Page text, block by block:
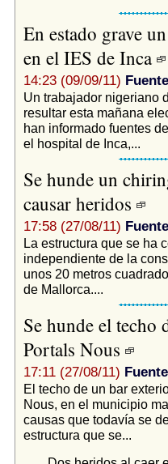
En estado grave
en el IES de Inca
14:23 (09/09/11)
Un trabajador nigeriano
resultar esta mañana
han informado fuentes
el hospital de Inca,...
Se hunde un
causar heridos
17:58 (27/08/11)
La estructura que se ha
independiente de la
unos 20 metros
de Mallorca....
Se hunde el
Portals Nous
17:11 (27/08/11)
El techo de un bar
Nous, en el municipio
causas que todavía se
estructura que se...